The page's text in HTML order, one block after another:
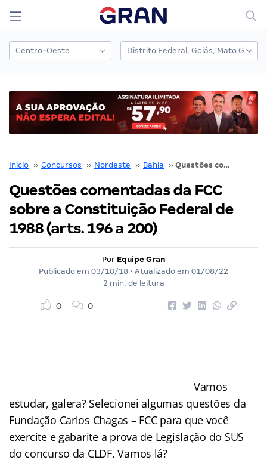
Início ›› Concursos ›› Nordeste ›› Bahia ›› Questões comentadas da FCC sobre a Constituição Federal de 1988 (arts. 196 a 200)
Questões comentadas da FCC
sobre a Constituição Federal de
1988 (arts. 196 a 200)
Por Equipe Gran
Publicado em 03/10/18 • Atualizado em 01/08/22
2 min. de leitura
0 0
Vamos
estudar, galera? Selecionei algumas questões da
Fundação Carlos Chagas – FCC para que você
exercite e gabarite a prova de Legislação do SUS
do concurso da CLDF. Vamos lá?